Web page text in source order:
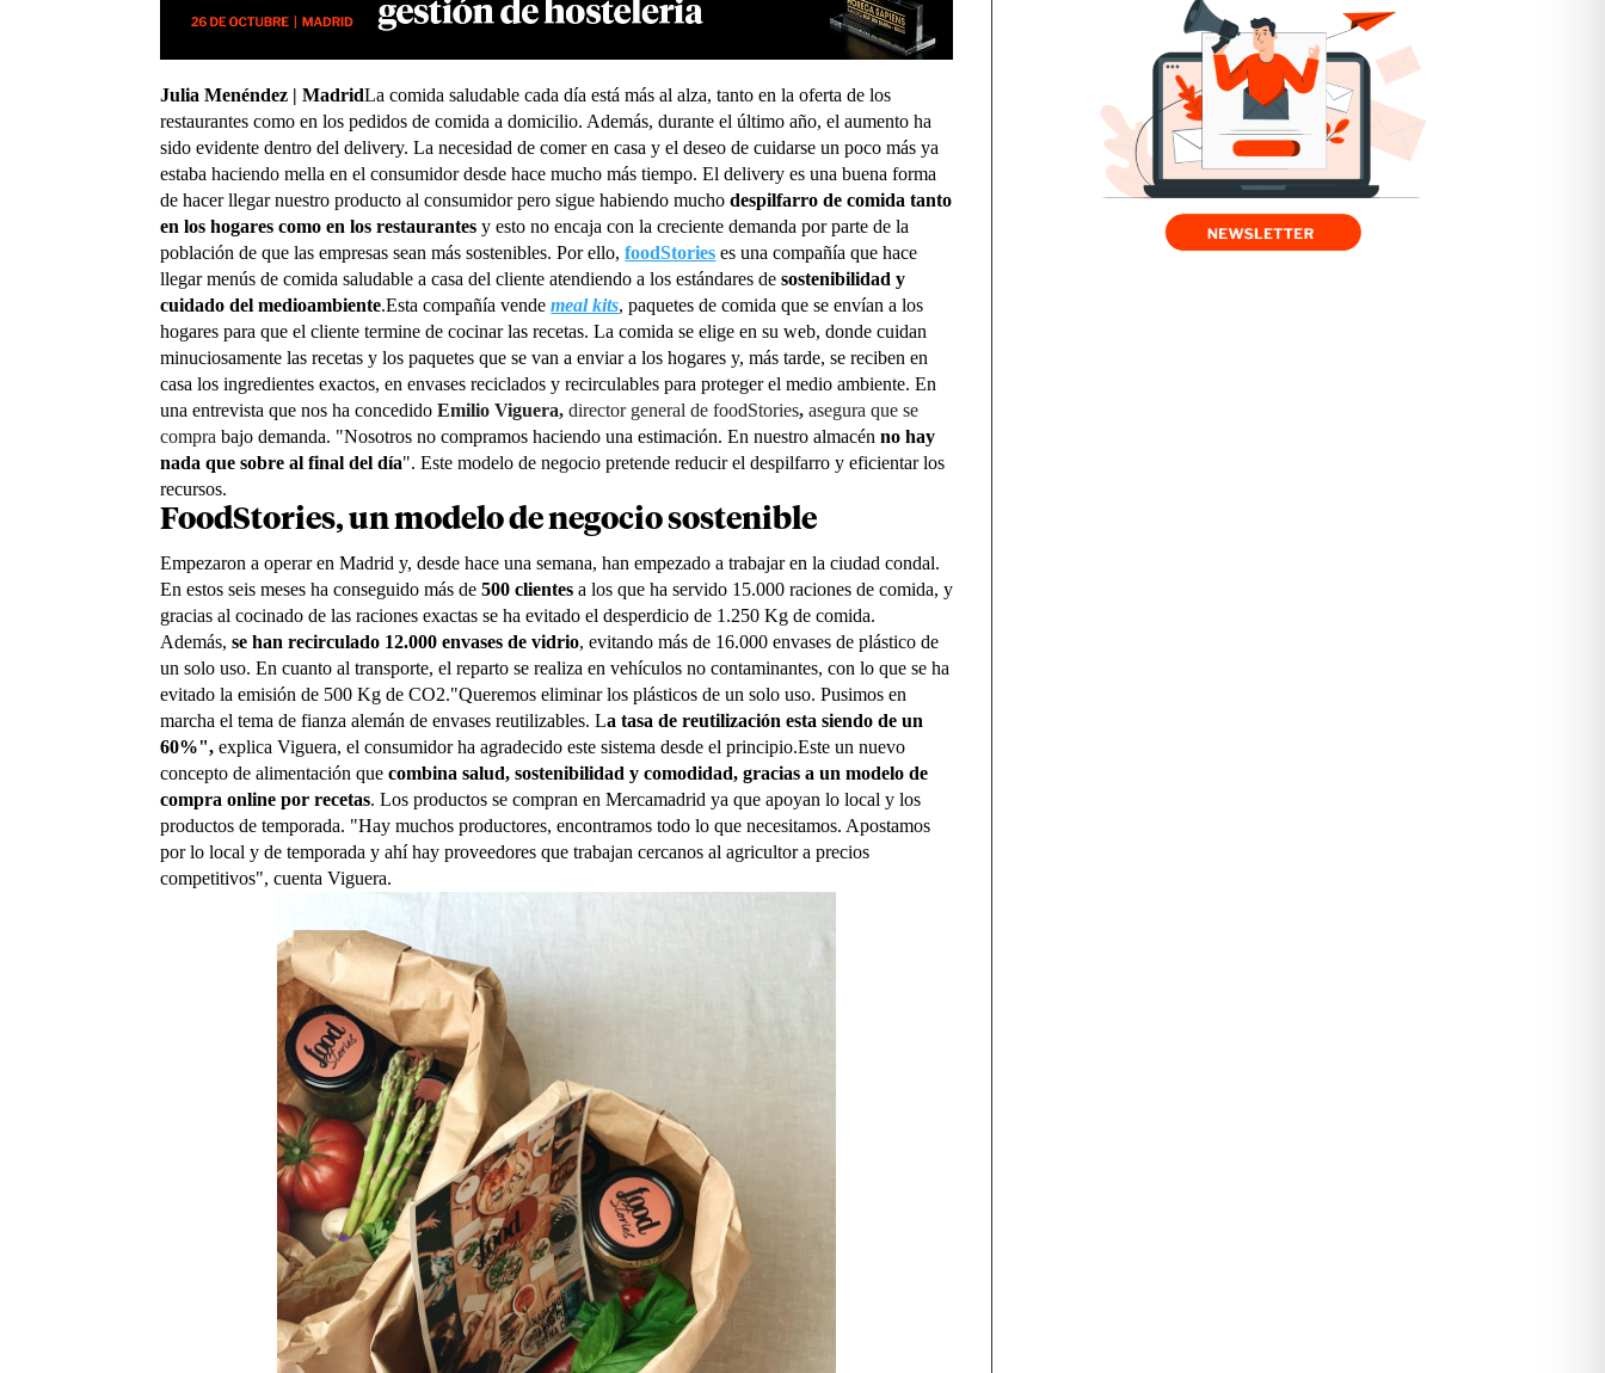
Julia Menéndez | MadridLa comida saludable cada día está más al alza, tanto en la oferta de los
restaurantes como en los pedidos de comida a domicilio. Además, durante el último año, el aumento ha
sido evidente dentro del delivery. La necesidad de comer en casa y el deseo de cuidarse un poco más ya
estaba haciendo mella en el consumidor desde hace mucho más tiempo. El delivery es una buena forma
de hacer llegar nuestro producto al consumidor pero sigue habiendo muchodespilfarro de comida tanto
en los hogares como en los restaurantes y esto no encaja con la creciente demanda por parte de la
población de que las empresas sean más sostenibles. Por ello,foodStories es una compañía que hace
llegar menús de comida saludable a casa del cliente atendiendo a los estándares desostenibilidad y
cuidado del medioambiente.Esta compañía vendemeal kits, paquetes de comida que se envían a los
hogares para que el cliente termine de cocinar las recetas. La comida se elige en su web, donde cuidan
minuciosamente las recetas y los paquetes que se van a enviar a los hogares y, más tarde, se reciben en
casa los ingredientes exactos, en envases reciclados y recirculables para proteger el medio ambiente. En
una entrevista que nos ha concedidoEmilio Viguera,director general de foodStories,asegura que se
compra bajo demanda. "Nosotros no compramos haciendo una estimación. En nuestro almacén no hay
nada que sobre al final del día". Este modelo de negocio pretende reducir el despilfarro y eficientar los
recursos.
FoodStories, un modelo de negocio sostenible
Empezaron a operar en Madrid y, desde hace una semana, han empezado a trabajar en la ciudad condal.
En estos seis meses ha conseguido más de500 clientesa los que ha servido 15.000 raciones de comida, y
gracias al cocinado de las raciones exactas se ha evitado el desperdicio de 1.250 Kg de comida.
Además,se han recirculado 12.000 envases de vidrio, evitando más de 16.000 envases de plástico de
un solo uso. En cuanto al transporte, el reparto se realiza en vehículos no contaminantes, con lo que se ha
evitado la emisión de 500 Kg de CO2."Queremos eliminar los plásticos de un solo uso. Pusimos en
marcha el tema de fianza alemán de envases reutilizables. La tasa de reutilización esta siendo de un
60%",explica Viguera, el consumidor ha agradecido este sistema desde el principio.Este un nuevo
concepto de alimentación quecombina salud, sostenibilidad y comodidad, gracias a un modelo de
compra online por recetas. Los productos se compran en Mercamadrid ya que apoyan lo local y los
productos de temporada. "Hay muchos productores, encontramos todo lo que necesitamos. Apostamos
por lo local y de temporada y ahí hay proveedores que trabajan cercanos al agricultor a precios
competitivos", cuenta Viguera.